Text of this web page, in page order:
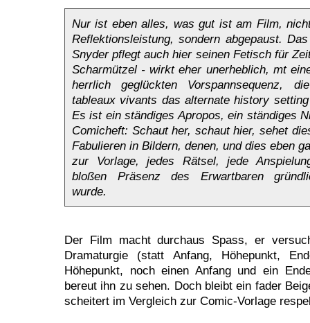
Nur ist eben alles, was gut ist am Film,
Reflektionsleistung, sondern abgepaust.
Snyder pflegt auch hier seinen Fetisch für
Scharmützel - wirkt eher unerheblich, mt
herrlich geglückten Vorspannsequenz,
tableaux vivants das alternate history
Es ist ein ständiges Apropos, ein ständiges
Comicheft: Schaut her, schaut hier, sehet
Fabulieren in Bildern, denen, und dies eben
zur Vorlage, jedes Rätsel, jede
bloßen Präsenz des Erwartbaren
wurde.
Der Film macht durchaus Spass, er
Dramaturgie (statt Anfang, Höhepunkt,
Höhepunkt, noch einen Anfang und ein
bereut ihn zu sehen. Doch bleibt ein fader
scheitert im Vergleich zur Comic-Vorlage